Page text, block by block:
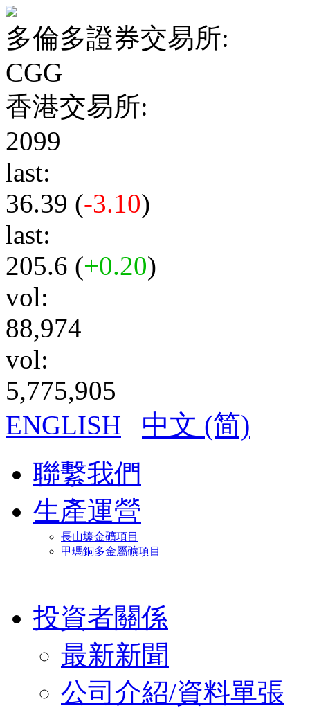
多倫多證券交易所:
CGG
香港交易所:
2099
last:
36.39 (-3.10)
last:
205.6 (+0.20)
vol:
88,974
vol:
5,775,905
ENGLISH
中文 (简)
聯繫我們
生產運營
長山壕金礦項目
甲瑪銅多金屬礦項目
投資者關係
最新新聞
公司介紹/資料單張